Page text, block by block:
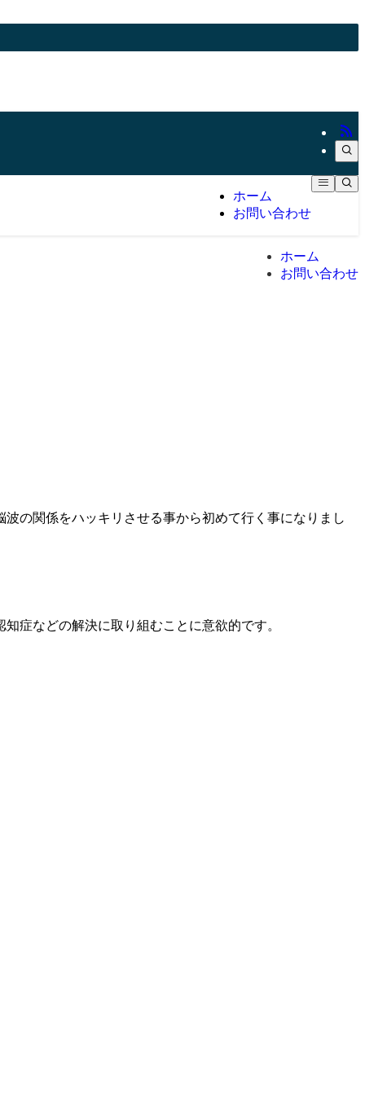
ホーム
お問い合わせ
ホーム
お問い合わせ
の関係をハッキリさせる事から初めて行く事になりまし
症などの解決に取り組むことに意欲的です。